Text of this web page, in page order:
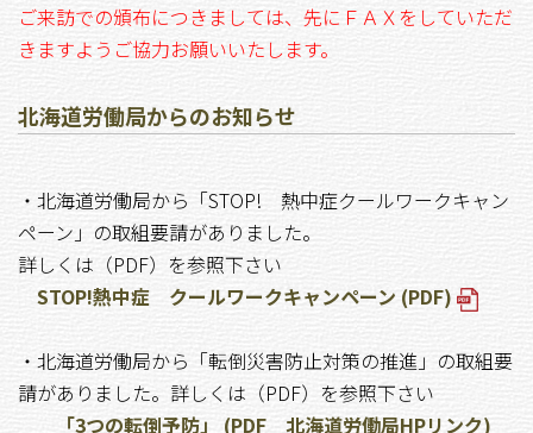
ご来訪での頒布につきましては、先にＦＡＸをしていただ
きますようご協力お願いいたします。
北海道労働局からのお知らせ
・北海道労働局から「STOP! 熱中症クールワークキャン
ペーン」の取組要請がありました。
詳しくは（PDF）を参照下さい
STOP!熱中症 クールワークキャンペーン (PDF)
・北海道労働局から「転倒災害防止対策の推進」の取組要
請がありました。詳しくは（PDF）を参照下さい
「3つの転倒予防」 (PDF 北海道労働局HPリンク)